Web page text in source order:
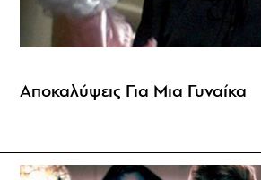
Αποκαλύψεις Για Μια Γυναίκα